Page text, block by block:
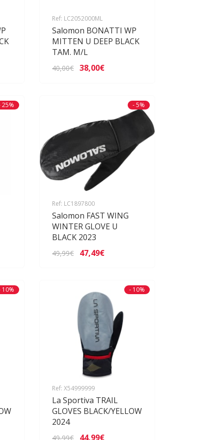
Ref: LC2052000ML
Salomon BONATTI WP
MITTEN U DEEP BLACK
TAM. M/L
40,00€ 38,00€
25% - 5%
Ref: LC1897800
Salomon FAST WING
WINTER GLOVE U
BLACK 2023
49,99€ 47,49€
10% - 10%
Ref: X54999999
La Sportiva TRAIL
GLOVES BLACK/YELLOW
2024
49,99€ 44,99€